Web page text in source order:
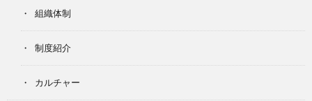
組織体制
制度紹介
カルチャー